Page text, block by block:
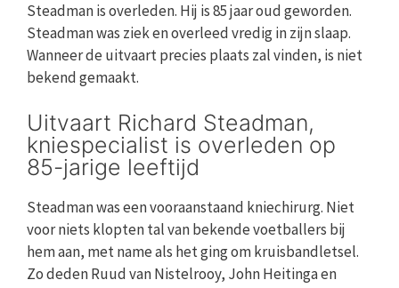
Steadman is overleden. Hij is 85 jaar oud geworden.
Steadman was ziek en overleed vredig in zijn slaap.
Wanneer de uitvaart precies plaats zal vinden, is niet
bekend gemaakt.
Uitvaart Richard Steadman,
kniespecialist is overleden op
85-jarige leeftijd
Steadman was een vooraanstaand kniechirurg. Niet
voor niets klopten tal van bekende voetballers bij
hem aan, met name als het ging om kruisbandletsel.
Zo deden Ruud van Nistelrooy, John Heitinga en